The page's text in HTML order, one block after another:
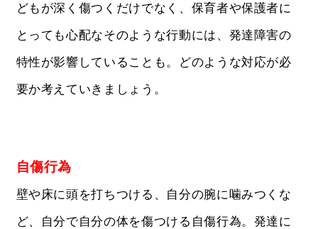
どもが深く傷つくだけでなく、保育者や保護者に
とっても心配なそのような行動には、発達障害の
特性が影響していることも。どのような対応が必
要か考えていきましょう。
自傷行為
壁や床に頭を打ちつける、自分の腕に噛みつくな
ど、自分で自分の体を傷つける自傷行為。発達に